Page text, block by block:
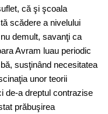
că şi şcoala
scădere a nivelului
demult, savanţi ca
Avram luau periodic
susţinând necesitatea
unor teorii
de-a dreptul contrazise
prăbuşirea